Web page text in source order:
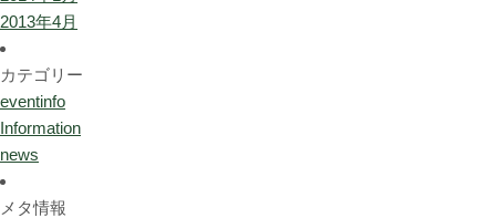
2013年4月
カテゴリー
eventinfo
Information
news
メタ情報